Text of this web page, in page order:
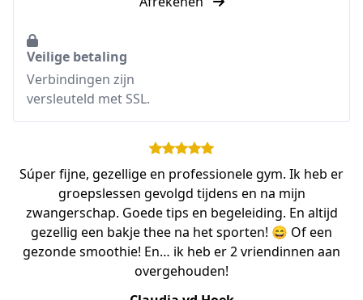
Veilige betaling
Verbindingen zijn
versleuteld met SSL.
Súper fijne, gezellige en professionele gym. Ik heb er
groepslessen gevolgd tijdens en na mijn
zwangerschap. Goede tips en begeleiding. En altijd
gezellig een bakje thee na het sporten! 😄 Of een
gezonde smoothie! En… ik heb er 2 vriendinnen aan
overgehouden!